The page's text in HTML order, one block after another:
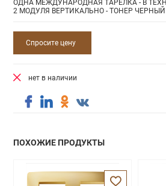
ОДНА МЕЖДУНАРОДНАЯ ТАРЕЛКА - В
2 МОДУЛЯ ВЕРТИКАЛЬНО - ТОНЕР ЧЕРНЫЙ -
Спросите цену
нет в наличии
ПОХОЖИЕ ПРОДУКТЫ